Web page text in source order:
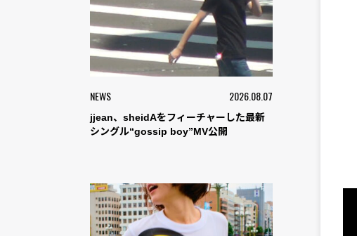
NEWS 2026.08.07
jjean、sheidAをフィーチャーした最新
シングル“gossip boy”MV公開